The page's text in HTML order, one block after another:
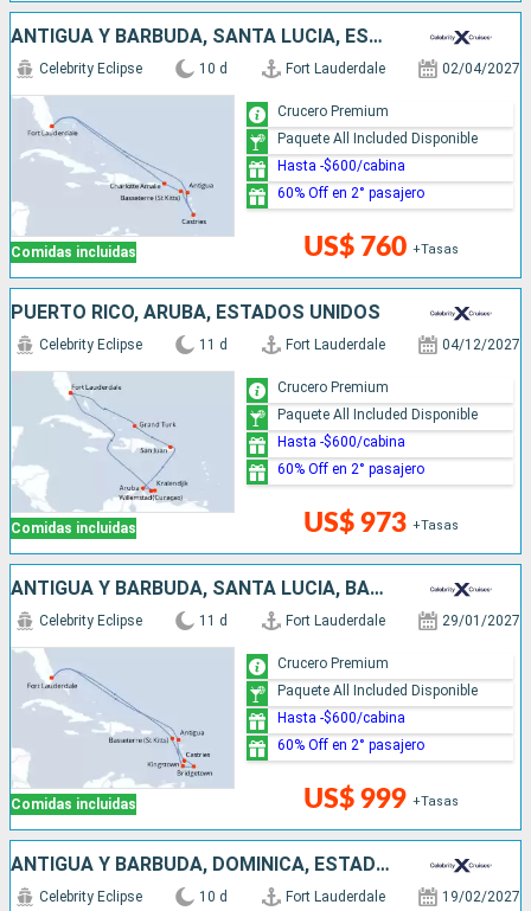
ANTIGUA Y BARBUDA, SANTA LUCIA, ESTADOS UNIDOS
Comidas incluidas
Celebrity Eclipse 10 d Fort Lauderdale 02/04/2027
US$ 760 +Tasas
Crucero Premium
Paquete All Included Disponible
Hasta -$600/cabina
60% Off en 2° pasajero
PUERTO RICO, ARUBA, ESTADOS UNIDOS
Comidas incluidas
Celebrity Eclipse 11 d Fort Lauderdale 04/12/2027
US$ 973 +Tasas
Crucero Premium
Paquete All Included Disponible
Hasta -$600/cabina
60% Off en 2° pasajero
ANTIGUA Y BARBUDA, SANTA LUCIA, BARBADOS, SAN VINCENT Y LAS GRANADINAS, ESTADOS UNIDOS
Comidas incluidas
Celebrity Eclipse 11 d Fort Lauderdale 29/01/2027
US$ 999 +Tasas
Crucero Premium
Paquete All Included Disponible
Hasta -$600/cabina
60% Off en 2° pasajero
ANTIGUA Y BARBUDA, DOMINICA, ESTADOS UNIDOS
Celebrity Eclipse 10 d Fort Lauderdale 19/02/2027